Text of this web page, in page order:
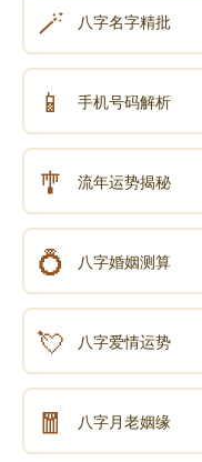
2、拓展人脉：积
但要注意在人际交
属牛2025年的特大
属牛2025年的特
人、属猪人、属猴人；
1、属鼠人：牛与
鼠人聪明机智、善于
带旺运势。属鼠人可
执的属牛人意识到自
方面更进一步。
🪄 八字名字精批
📱 手机号码解析
🎐 流年运势揭秘
💍 八字婚姻测算
💘 八字爱情运势
🧧 八字月老姻缘